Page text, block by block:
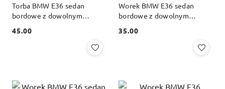
Torba BMW E36 sedan
bordowe z dowolnym
Cena:
45.00
Worek BMW E36 sedan
bordowe z dowolnym
Cena:
35.00